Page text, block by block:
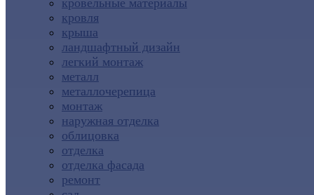
кровельные материалы
кровля
крыша
ландшафтный дизайн
легкий монтаж
металл
металлочерепица
монтаж
наружная отделка
облицовка
отделка
отделка фасада
ремонт